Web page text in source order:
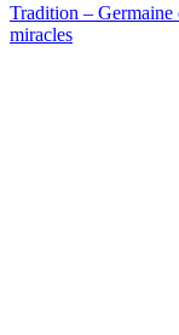
Tradition – Germaine
miracles